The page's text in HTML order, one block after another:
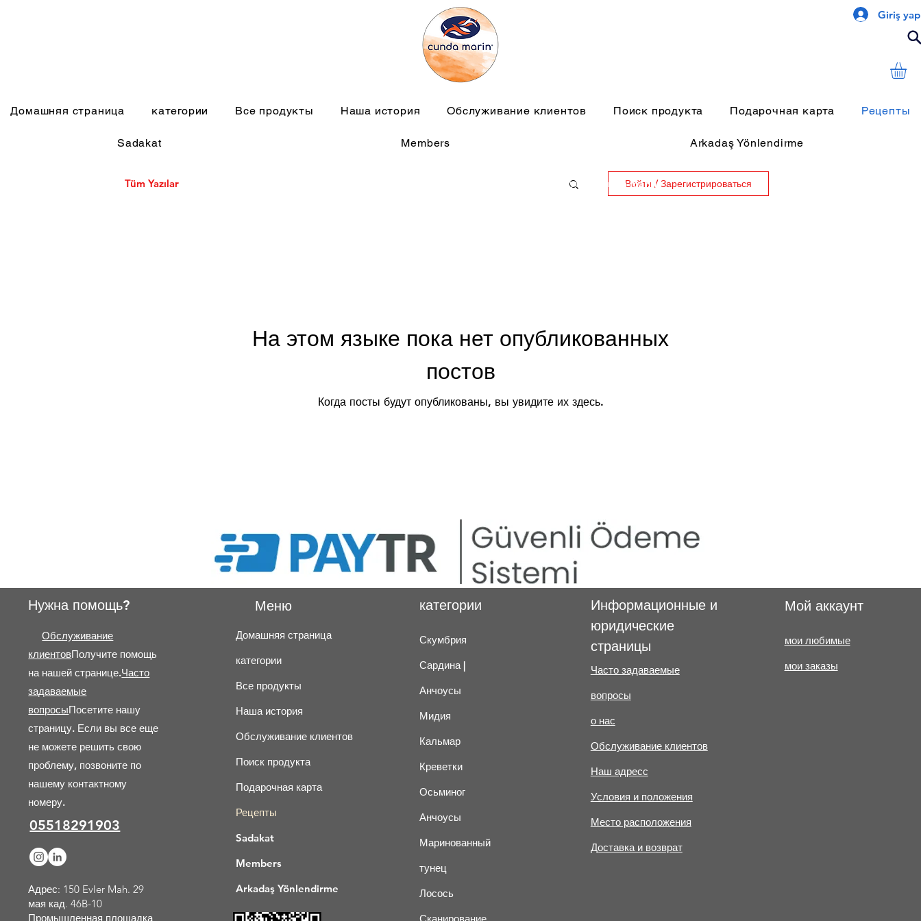
Giriş yap
Домашняя страница категории Все продукты Наша история Обслуживание клиентов Поиск продукта Подарочная карта Рецепты
Sadakat Members Arkadaş Yönlendirme
Tüm Yazılar Войти / Зарегистрироваться
На этом языке пока нет опубликованных
постов
Когда посты будут опубликованы, вы увидите их здесь.
деликатесы из морепродуктов cunda marin
Нужна помощь?
Обслуживание
клиентовПолучите помощь
на нашей странице.Часто
задаваемые
вопросыПосетите нашу
страницу. Если вы все еще
не можете решить свою
проблему, позвоните по
нашему контактному
номеру.
05518291903
Адрес: 150 Evler Mah. 29
мая кад. 46B-10
Промышленная площадка
Меню
Домашняя страница
категории
Все продукты
Наша история
Обслуживание клиентов
Поиск продукта
Подарочная карта
Рецепты
Sadakat
Members
Arkadaş Yönlendirme
категории
Скумбрия
Сардина |
Анчоусы
Мидия
Кальмар
Креветки
Осьминог
Анчоусы
Маринованный
тунец
Лосось
Информационные и
юридические
страницы
Часто задаваемые
вопросы
о нас
Обслуживание клиентов
Наш адресс
Условия и положения
Место расположения
Доставка и возврат
Мой аккаунт
мои любимые
мои заказы